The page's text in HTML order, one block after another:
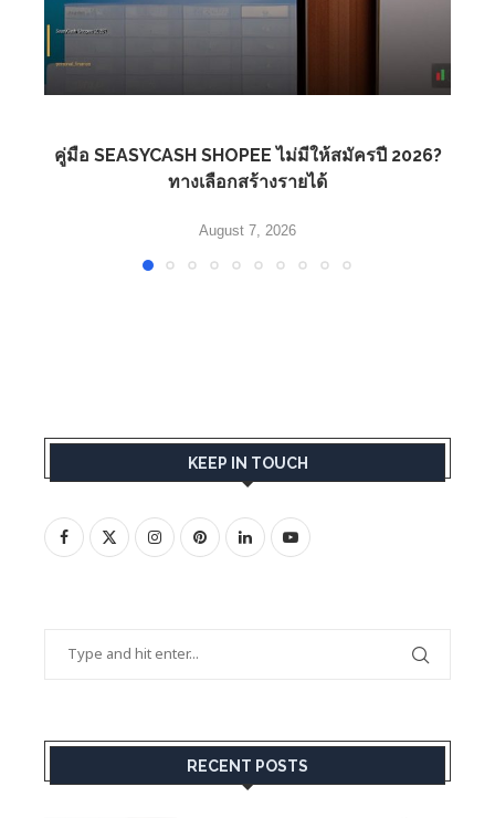
คู่มือ SEASYCASH SHOPEE ไม่มีให้สมัครปี 2026?
ทางเลือกสร้างรายได้
August 7, 2026
KEEP IN TOUCH
RECENT POSTS